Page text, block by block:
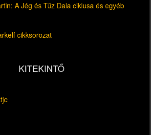
A Jég és Tűz Dala ciklusa és egyéb
cikksorozat
KITEKINTŐ